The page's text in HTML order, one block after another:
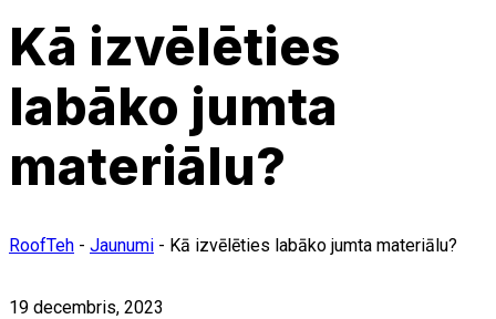
Kā izvēlēties
labāko jumta
materiālu?
RoofTeh - Jaunumi - Kā izvēlēties labāko jumta materiālu?
19 decembris, 2023